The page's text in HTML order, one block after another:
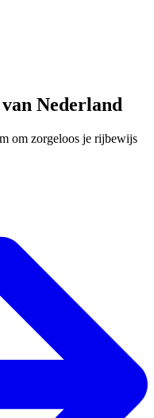
Nederland
om zorgeloos je rijbewijs